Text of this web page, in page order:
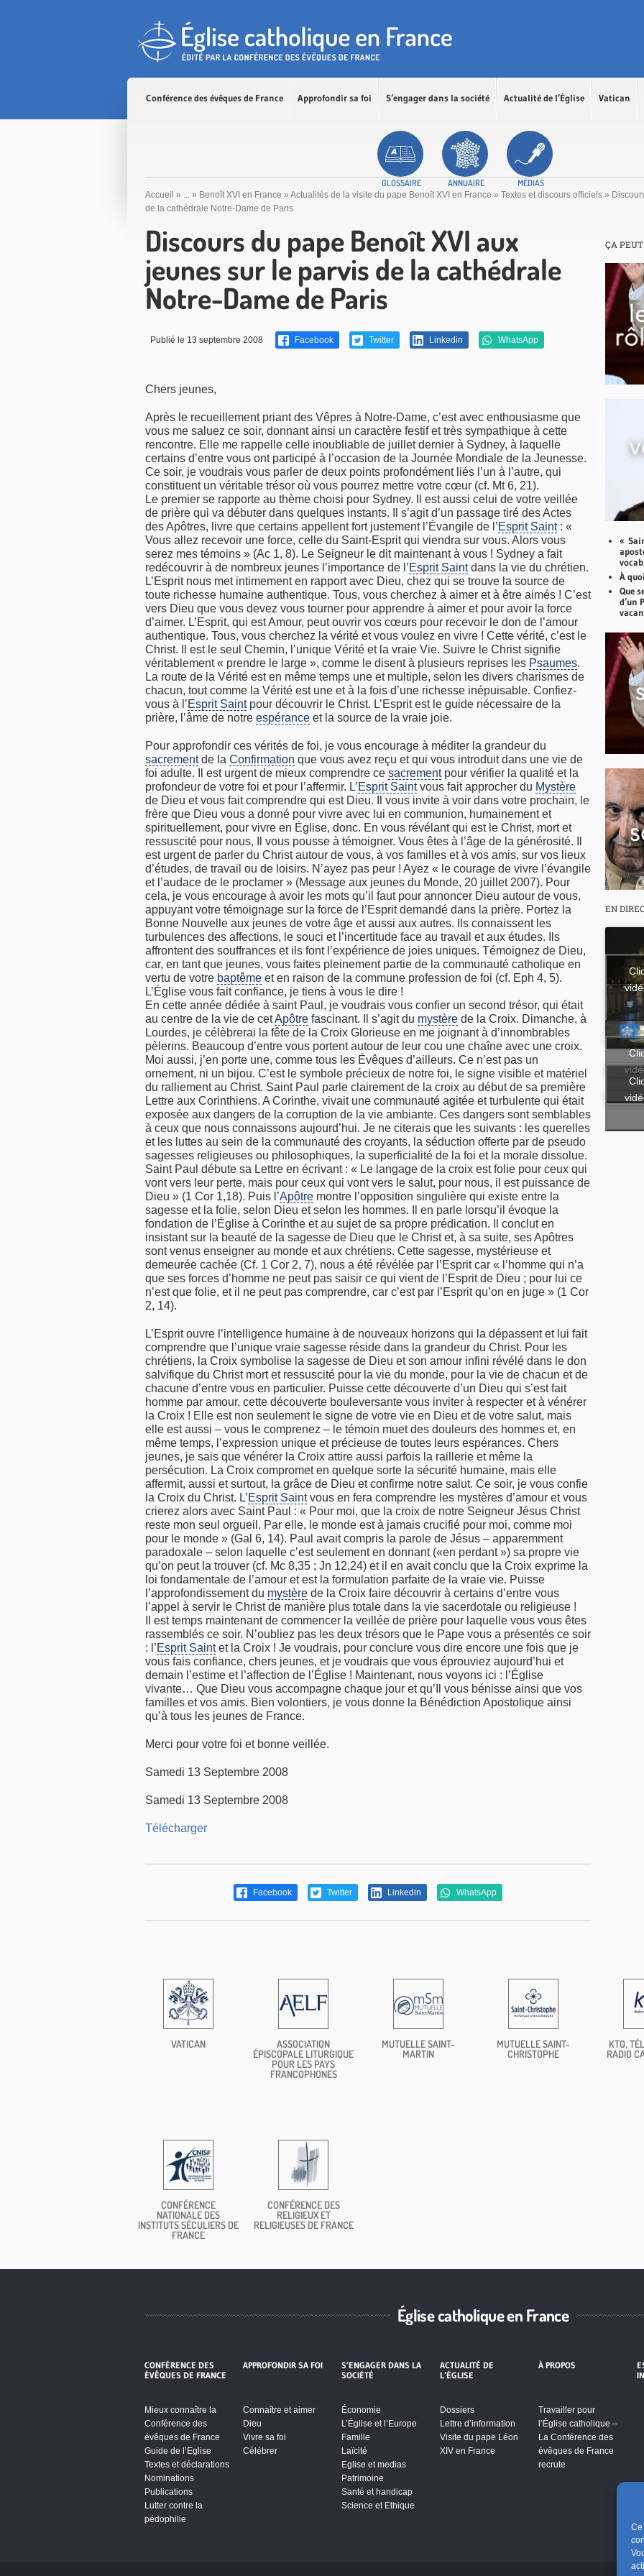
Ce
Conférence des évêques de France Approfondir sa foi S’engager dans la société Actualité de l’Église Vatican
GLOSSAIRE ANNUAIRE MÉDIAS
Accueil » ... » Benoît XVI en France » Actualités de la visite du pape Benoît XVI en France » Textes et discours officiels »
de la cathédrale Notre-Dame de Paris
Discours du pape Benoît XVI aux
jeunes sur le parvis de la cathédrale
Notre-Dame de Paris
Publié le 13 septembre 2008 Facebook Twitter Linkedin WhatsApp
Chers jeunes,
Après le recueillement priant des Vêpres à Notre-Dame, c’est avec enthousiasme que
vous me saluez ce soir, donnant ainsi un caractère festif et très sympathique à cette
rencontre. Elle me rappelle celle inoubliable de juillet dernier à Sydney, à laquelle
certains d’entre vous ont participé à l’occasion de la Journée Mondiale de la Jeunesse.
Ce soir, je voudrais vous parler de deux points profondément liés l’un à l’autre, qui
constituent un véritable trésor où vous pourrez mettre votre cœur (cf. Mt 6, 21).
Le premier se rapporte au thème choisi pour Sydney. Il est aussi celui de votre veillée
de prière qui va débuter dans quelques instants. Il s’agit d’un passage tiré des Actes
des Apôtres, livre que certains appellent fort justement l’Évangile de l’Esprit Saint: «
Vous allez recevoir une force, celle du Saint-Esprit qui viendra sur vous. Alors vous
serez mes témoins » (Ac 1, 8). Le Seigneur le dit maintenant à vous ! Sydney a fait
redécouvrir à de nombreux jeunes l’importance de l’Esprit Saintdans la vie du chrétien.
L’Esprit nous met intimement en rapport avec Dieu, chez qui se trouve la source de
toute richesse humaine authentique. Tous, vous cherchez à aimer et à être aimés ! C’est
vers Dieu que vous devez vous tourner pour apprendre à aimer et pour avoir la force
d’aimer. L’Esprit, qui est Amour, peut ouvrir vos cœurs pour recevoir le don de l’amour
authentique. Tous, vous cherchez la vérité et vous voulez en vivre ! Cette vérité, c’est le
Christ. Il est le seul Chemin, l’unique Vérité et la vraie Vie. Suivre le Christ signifie
véritablement « prendre le large », comme le disent à plusieurs reprises les Psaumes.
La route de la Vérité est en même temps une et multiple, selon les divers charismes de
chacun, tout comme la Vérité est une et à la fois d’une richesse inépuisable. Confiez-
vous à l’Esprit Saintpour découvrir le Christ. L’Esprit est le guide nécessaire de la
prière, l’âme de notre espérance et la source de la vraie joie.
Pour approfondir ces vérités de foi, je vous encourage à méditer la grandeur du
sacrementde la Confirmation que vous avez reçu et qui vous introduit dans une vie de
foi adulte. Il est urgent de mieux comprendre ce sacrementpour vérifier la qualité et la
profondeur de votre foi et pour l’affermir. L’Esprit Saintvous fait approcher du Mystère
de Dieu et vous fait comprendre qui est Dieu. Il vous invite à voir dans votre prochain, le
frère que Dieu vous a donné pour vivre avec lui en communion, humainement et
spirituellement, pour vivre en Église, donc. En vous révélant qui est le Christ, mort et
ressuscité pour nous, Il vous pousse à témoigner. Vous êtes à l’âge de la générosité. Il
est urgent de parler du Christ autour de vous, à vos familles et à vos amis, sur vos lieux
d’études, de travail ou de loisirs. N’ayez pas peur ! Ayez « le courage de vivre l’évangile
et l’audace de le proclamer » (Message aux jeunes du Monde, 20 juillet 2007). Pour
cela, je vous encourage à avoir les mots qu’il faut pour annoncer Dieu autour de vous,
appuyant votre témoignage sur la force de l’Esprit demandé dans la prière. Portez la
Bonne Nouvelle aux jeunes de votre âge et aussi aux autres. Ils connaissent les
turbulences des affections, le souci et l’incertitude face au travail et aux études. Ils
affrontent des souffrances et ils font l’expérience de joies uniques. Témoignez de Dieu,
car, en tant que jeunes, vous faites pleinement partie de la communauté catholique en
vertu de votre baptême et en raison de la commune profession de foi (cf. Eph 4, 5).
L’Église vous fait confiance, je tiens à vous le dire !
En cette année dédiée à saint Paul, je voudrais vous confier un second trésor, qui était
au centre de la vie de cetApôtre fascinant. Il s’agit du mystère de la Croix. Dimanche, à
Lourdes, je célèbrerai la fête de la Croix Glorieuse en me joignant à d’innombrables
pèlerins. Beaucoup d’entre vous portent autour de leur cou une chaîne avec une croix.
Moi aussi, j’en porte une, comme tous les Évêques d’ailleurs. Ce n’est pas un
ornement, ni un bijou. C’est le symbole précieux de notre foi, le signe visible et matériel
du ralliement au Christ. Saint Paul parle clairement de la croix au début de sa première
Lettre aux Corinthiens. A Corinthe, vivait une communauté agitée et turbulente qui était
exposée aux dangers de la corruption de la vie ambiante. Ces dangers sont semblables
à ceux que nous connaissons aujourd’hui. Je ne citerais que les suivants : les querelles
et les luttes au sein de la communauté des croyants, la séduction offerte par de pseudo
sagesses religieuses ou philosophiques, la superficialité de la foi et la morale dissolue.
Saint Paul débute sa Lettre en écrivant : « Le langage de la croix est folie pour ceux qui
vont vers leur perte, mais pour ceux qui vont vers le salut, pour nous, il est puissance de
Dieu » (1 Cor 1,18). Puis l’Apôtre montre l’opposition singulière qui existe entre la
sagesse et la folie, selon Dieu et selon les hommes. Il en parle lorsqu’il évoque la
fondation de l’Église à Corinthe et au sujet de sa propre prédication. Il conclut en
insistant sur la beauté de la sagesse de Dieu que le Christ et, à sa suite, ses Apôtres
sont venus enseigner au monde et aux chrétiens. Cette sagesse, mystérieuse et
demeurée cachée (Cf. 1 Cor 2, 7), nous a été révélée par l’Esprit car « l’homme qui n’a
que ses forces d’homme ne peut pas saisir ce qui vient de l’Esprit de Dieu ; pour lui ce
n’est que folie, et il ne peut pas comprendre, car c’est par l’Esprit qu’on en juge » (1 Cor
2, 14).
L’Esprit ouvre l’intelligence humaine à de nouveaux horizons qui la dépassent et lui fait
comprendre que l’unique vraie sagesse réside dans la grandeur du Christ. Pour les
chrétiens, la Croix symbolise la sagesse de Dieu et son amour infini révélé dans le don
salvifique du Christ mort et ressuscité pour la vie du monde, pour la vie de chacun et de
chacune d’entre vous en particulier. Puisse cette découverte d’un Dieu qui s’est fait
homme par amour, cette découverte bouleversante vous inviter à respecter et à vénérer
la Croix ! Elle est non seulement le signe de votre vie en Dieu et de votre salut, mais
elle est aussi – vous le comprenez – le témoin muet des douleurs des hommes et, en
même temps, l’expression unique et précieuse de toutes leurs espérances. Chers
jeunes, je sais que vénérer la Croix attire aussi parfois la raillerie et même la
persécution. La Croix compromet en quelque sorte la sécurité humaine, mais elle
affermit, aussi et surtout, la grâce de Dieu et confirme notre salut. Ce soir, je vous confie
la Croix du Christ. L’Esprit Saintvous en fera comprendre les mystères d’amour et vous
crierez alors avec Saint Paul : « Pour moi, que la croix de notre Seigneur Jésus Christ
reste mon seul orgueil. Par elle, le monde est à jamais crucifié pour moi, comme moi
pour le monde » (Gal 6, 14). Paul avait compris la parole de Jésus – apparemment
paradoxale – selon laquelle c’est seulement en donnant («en perdant ») sa propre vie
qu’on peut la trouver (cf. Mc 8,35 ; Jn 12,24) et il en avait conclu que la Croix exprime la
loi fondamentale de l’amour et est la formulation parfaite de la vraie vie. Puisse
l’approfondissement du mystère de la Croix faire découvrir à certains d’entre vous
l’appel à servir le Christ de manière plus totale dans la vie sacerdotale ou religieuse !
Il est temps maintenant de commencer la veillée de prière pour laquelle vous vous êtes
rassemblés ce soir. N’oubliez pas les deux trésors que le Pape vous a présentés ce soir
: l’Esprit Saintet la Croix ! Je voudrais, pour conclure vous dire encore une fois que je
vous fais confiance, chers jeunes, et je voudrais que vous éprouviez aujourd’hui et
demain l’estime et l’affection de l’Église ! Maintenant, nous voyons ici : l’Église
vivante… Que Dieu vous accompagne chaque jour et qu’Il vous bénisse ainsi que vos
familles et vos amis. Bien volontiers, je vous donne la Bénédiction Apostolique ainsi
qu’à tous les jeunes de France.
Merci pour votre foi et bonne veillée.
Samedi 13 Septembre 2008
Samedi 13 Septembre 2008
Télécharger
Facebook Twitter Linkedin WhatsApp
ÇA
«
À
Que
d’un
EN
les
VATICAN
ASSOCIATION
ÉPISCOPALE LITURGIQUE
POUR LES PAYS
FRANCOPHONES
MUTUELLE SAINT-
MARTIN
MUTUELLE SAINT-
CHRISTOPHE
KTO,
RADIO
CONFÉRENCE
NATIONALE DES
INSTITUTS SÉCULIERS DE
FRANCE
CONFÉRENCE DES
RELIGIEUX ET
RELIGIEUSES DE FRANCE
Église catholique en France
CONFÉRENCE DES
ÉVÊQUES DE FRANCE
Mieux connaître la
Conférence des
évêques de France
Guide de l’Eglise
Textes et déclarations
Nominations
Publications
Lutter contre la
pédophilie
APPROFONDIR SA FOI
Connaître et aimer
Dieu
Vivre sa foi
Célébrer
S’ENGAGER DANS LA
SOCIÉTÉ
Économie
L’Église et l’Europe
Famille
Laïcité
Eglise et medias
Patrimoine
Santé et handicap
Science et Ethique
ACTUALITÉ DE
L’ÉGLISE
Dossiers
Lettre d’information
Visite du pape Léon
XIV en France
À PROPOS
Travailler pour
l’Église catholique –
La Conférence des
évêques de France
recrute